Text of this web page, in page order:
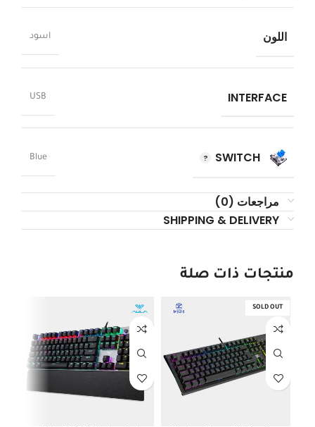
اللون اسود
INTERFACE
USB
SWITCH
Blue
مراجعات (0)
SHIPPING & DELIVERY
منتجات ذات صلة
SOLD OUT